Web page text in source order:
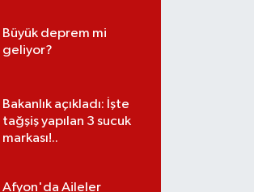
Büyük deprem mi
geliyor?
Bakanlık açıkladı: İşte
tağşiş yapılan 3 sucuk
markası!..
Afyon'da Aileler